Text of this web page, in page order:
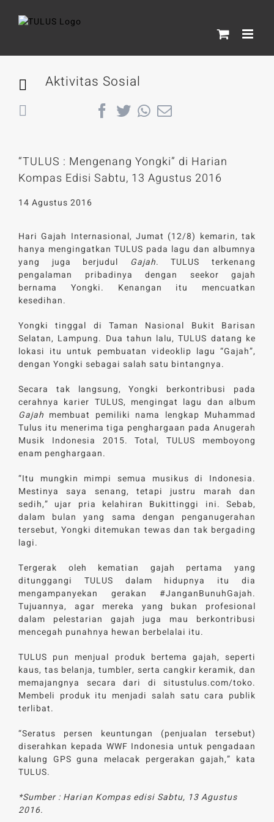
Aktivitas Sosial
“TULUS : Mengenang Yongki” di Harian
Kompas Edisi Sabtu, 13 Agustus 2016
14 Agustus 2016
Hari Gajah Internasional, Jumat (12/8) kemarin, tak
hanya mengingatkan TULUS pada lagu dan albumnya
yang juga berjudul Gajah. TULUS terkenang
pengalaman pribadinya dengan seekor gajah
bernama Yongki. Kenangan itu mencuatkan
kesedihan.
Yongki tinggal di Taman Nasional Bukit Barisan
Selatan, Lampung. Dua tahun lalu, TULUS datang ke
lokasi itu untuk pembuatan videoklip lagu “Gajah”,
dengan Yongki sebagai salah satu bintangnya.
Secara tak langsung, Yongki berkontribusi pada
cerahnya karier TULUS, mengingat lagu dan album
Gajah membuat pemiliki nama lengkap Muhammad
Tulus itu menerima tiga penghargaan pada Anugerah
Musik Indonesia 2015. Total, TULUS memboyong
enam penghargaan.
“Itu mungkin mimpi semua musikus di Indonesia.
Mestinya saya senang, tetapi justru marah dan
sedih,” ujar pria kelahiran Bukittinggi ini. Sebab,
dalam bulan yang sama dengan penganugerahan
tersebut, Yongki ditemukan tewas dan tak bergading
lagi.
Tergerak oleh kematian gajah pertama yang
ditunggangi TULUS dalam hidupnya itu dia
mengampanyekan gerakan #JanganBunuhGajah.
Tujuannya, agar mereka yang bukan profesional
dalam pelestarian gajah juga mau berkontribusi
mencegah punahnya hewan berbelalai itu.
TULUS pun menjual produk bertema gajah, seperti
kaus, tas belanja, tumbler, serta cangkir keramik, dan
memajangnya secara dari di situstulus.com/toko.
Membeli produk itu menjadi salah satu cara publik
terlibat.
“Seratus persen keuntungan (penjualan tersebut)
diserahkan kepada WWF Indonesia untuk pengadaan
kalung GPS guna melacak pergerakan gajah,” kata
TULUS.
*Sumber : Harian Kompas edisi Sabtu, 13 Agustus
2016.